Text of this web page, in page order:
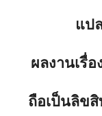
แป
ผลงานเรื่อ
ถือเป็นลิขสิ